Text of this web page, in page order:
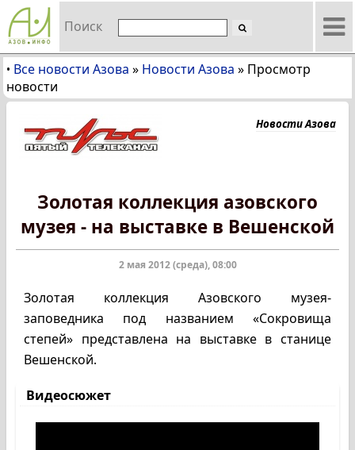
Поиск
• Все новости Азова » Новости Азова » Просмотр
новости
Новости Азова
Золотая коллекция азовского
музея - на выставке в Вешенской
2 мая 2012 (среда), 08:00
Золотая коллекция Азовского музея-
заповедника под названием «Сокровища
степей» представлена на выставке в станице
Вешенской.
Видеосюжет